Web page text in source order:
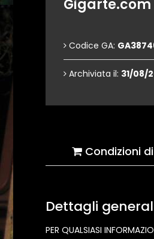
Gigarte.com
Codice GA:
Archiviata il: 31/08/
Condizioni
Dettagli
PER QUALSIASI